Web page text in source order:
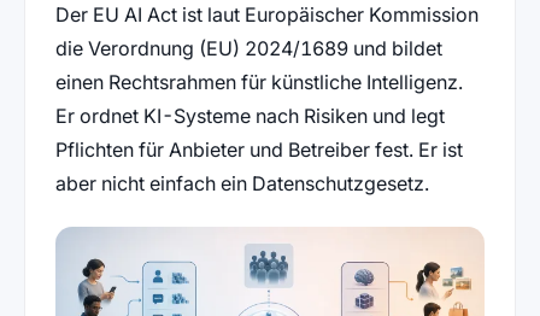
Der EU AI Act ist laut Europäischer Kommission
die Verordnung (EU) 2024/1689 und bildet
einen Rechtsrahmen für künstliche Intelligenz.
Er ordnet KI-Systeme nach Risiken und legt
Pflichten für Anbieter und Betreiber fest. Er ist
aber nicht einfach ein Datenschutzgesetz.